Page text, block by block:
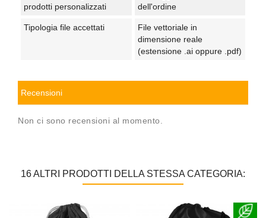
prodotti personalizzati
dell'ordine
Tipologia file accettati
File vettoriale in
dimensione reale
(estensione .ai oppure .pdf)
Recensioni
Non ci sono recensioni al momento.
16 ALTRI PRODOTTI DELLA STESSA CATEGORIA: